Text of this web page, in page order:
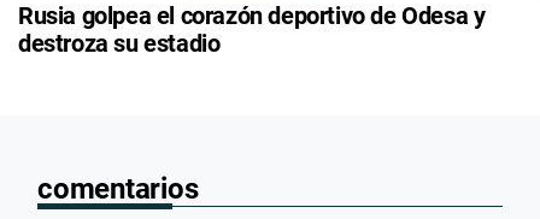
Rusia golpea el corazón deportivo de Odesa y
destroza su estadio
comentarios